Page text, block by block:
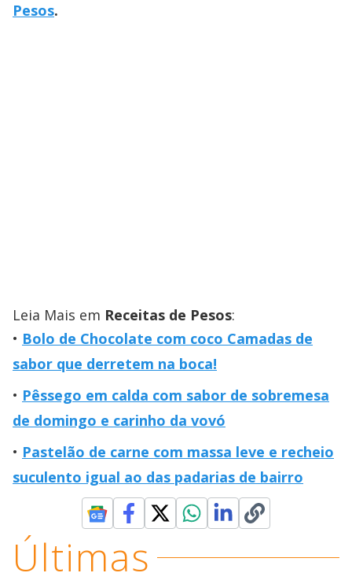
Pesos.
Leia Mais em Receitas de Pesos:
Bolo de Chocolate com coco Camadas de
sabor que derretem na boca!
Pêssego em calda com sabor de sobremesa
de domingo e carinho da vovó
Pastelão de carne com massa leve e recheio
suculento igual ao das padarias de bairro
Últimas